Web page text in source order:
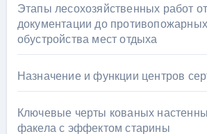
Этапы лесохозяйственных работ
документации до
обустройства мест отдыха
Назначение и функции центров
Ключевые черты кованых
факела с эффектом старины